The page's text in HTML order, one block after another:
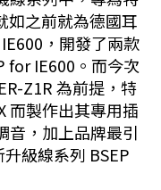
如之前就為德國耳
，開發了兩款
for IE600。而今次
Z1R 為前提，特
而製作出其專用插
音，加上品牌最引
級線系列 BSEP